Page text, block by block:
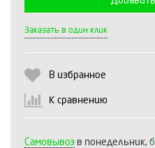
Заказать в один клик
В избранное
К сравнению
Самовывоз в понедельник,